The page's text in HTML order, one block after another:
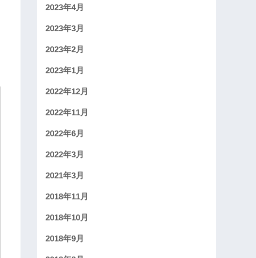
2023年4月
2023年3月
2023年2月
2023年1月
2022年12月
2022年11月
2022年6月
2022年3月
2021年3月
2018年11月
2018年10月
2018年9月